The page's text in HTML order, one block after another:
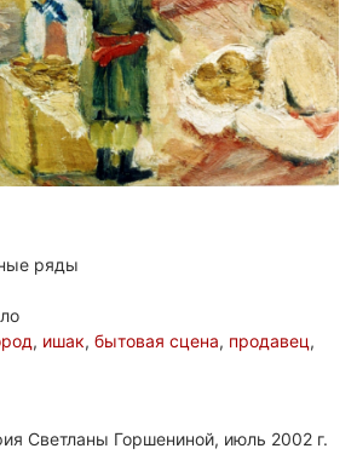
ряды
, ишак, бытовая сцена, продавец,
Светланы Горшениной, июль 2002 г.